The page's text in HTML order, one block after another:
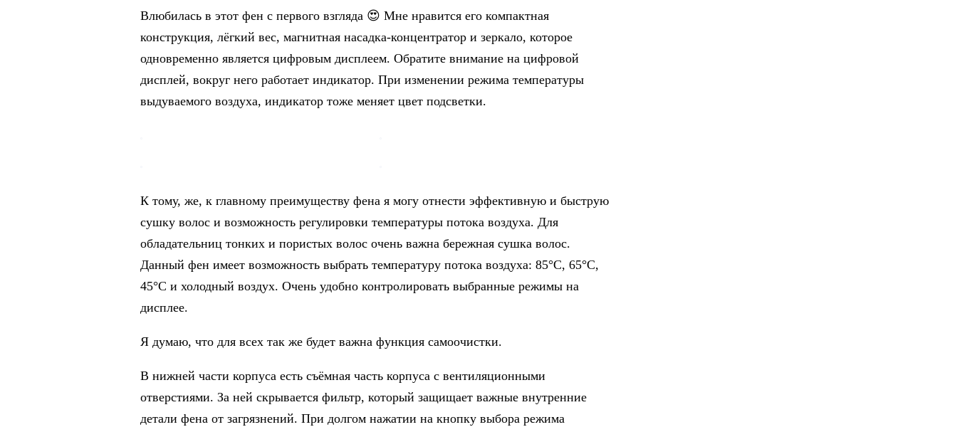
Влюбилась в этот фен с первого взгляда 😍 Мне нравится его компактная
конструкция, лёгкий вес, магнитная насадка-концентратор и зеркало, которое
одновременно является цифровым дисплеем. Обратите внимание на цифровой
дисплей, вокруг него работает индикатор. При изменении режима температуры
выдуваемого воздуха, индикатор тоже меняет цвет подсветки.
К тому, же, к главному преимуществу фена я могу отнести эффективную и быструю
сушку волос и возможность регулировки температуры потока воздуха. Для
обладательниц тонких и пористых волос очень важна бережная сушка волос.
Данный фен имеет возможность выбрать температуру потока воздуха: 85°C, 65°C,
45°C и холодный воздух. Очень удобно контролировать выбранные режимы на
дисплее.
Я думаю, что для всех так же будет важна функция самоочистки.
В нижней части корпуса есть съёмная часть корпуса с вентиляционными
отверстиями. За ней скрывается фильтр, который защищает важные внутренние
детали фена от загрязнений. При долгом нажатии на кнопку выбора режима